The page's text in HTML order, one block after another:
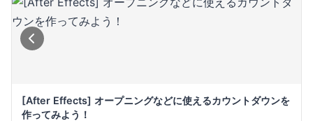
[After Effects] オープニングなどに使えるカウントダウンを
作ってみよう！